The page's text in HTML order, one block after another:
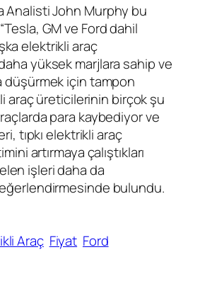
Analisti John Murphy bu
GM ve Ford dahil
elektrikli araç
yüksek marjlara sahip ve
düşürmek için tampon
araç üreticilerinin birçok şu
para kaybediyor ve
tıpkı elektrikli araç
artırmaya çalıştıkları
işleri daha da
bulundu.
Araç Fiyat Ford